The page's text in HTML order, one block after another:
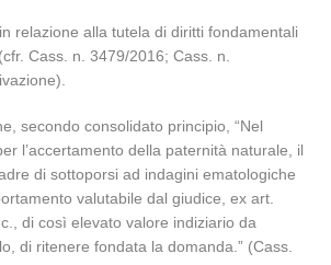
relazione alla tutela di diritti fondamentali
Cass. n. 3479/2016; Cass. n.
secondo consolidato principio, “Nel
l’accertamento della paternità naturale, il
di sottoporsi ad indagini ematologiche
valutabile dal giudice, ex art.
di così elevato valore indiziario da
di ritenere fondata la domanda.” (Cass.